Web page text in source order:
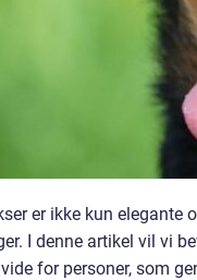
er ikke kun
I denne artikel vil vi
for personer, som